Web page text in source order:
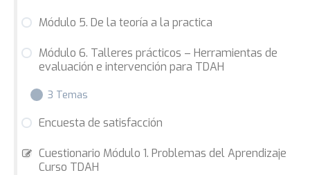
Módulo 5. De la teoría a la practica
Módulo 6. Talleres prácticos – Herramientas de
evaluación e intervención para TDAH
3 Temas
M6.1 MOXXO
Encuesta de satisfacción
Cuestionario Módulo 1. Problemas del Aprendizaje
Curso TDAH